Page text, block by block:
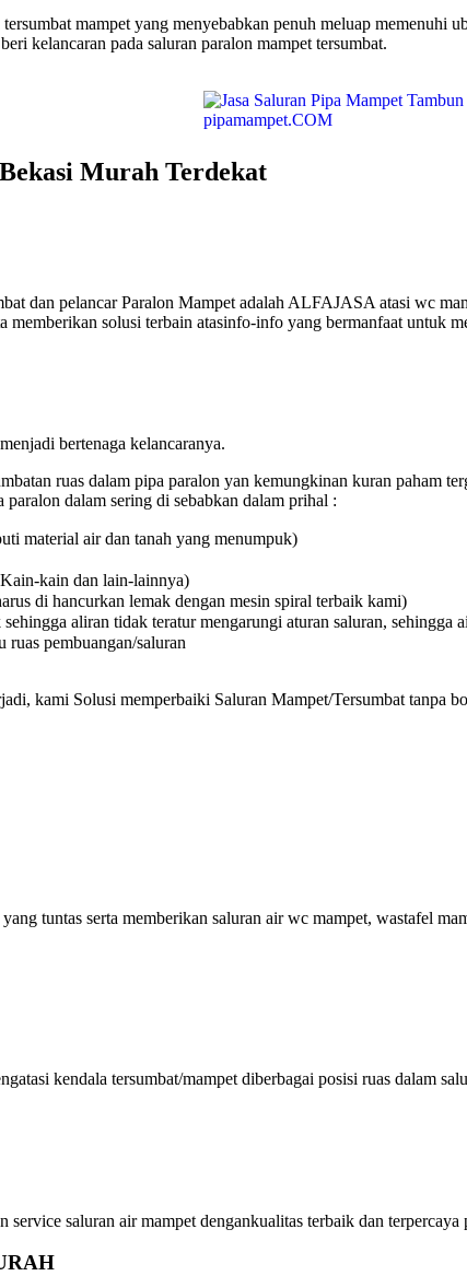
mampet yang menyebabkan penuh meluap memenuhi
kelancaran pada saluran paralon mampet tersumbat.
Murah Terdekat
dan pelancar Paralon Mampet adalah ALFAJASA atasi wc
solusi terbain atasinfo-info yang bermanfaat untuk
bertenaga kelancaranya.
ruas dalam pipa paralon yan kemungkinan kuran paham
dalam sering di sebabkan dalam prihal :
material air dan tanah yang menumpuk)
kain dan lain-lainnya)
di hancurkan lemak dengan mesin spiral terbaik kami)
aliran tidak teratur mengarungi aturan saluran, sehingga
pembuangan/saluran
kami Solusi memperbaiki Saluran Mampet/Tersumbat tanpa
tuntas serta memberikan saluran air wc mampet, wastafel
kendala tersumbat/mampet diberbagai posisi ruas dalam
saluran air mampet dengankualitas terbaik dan terpercaya